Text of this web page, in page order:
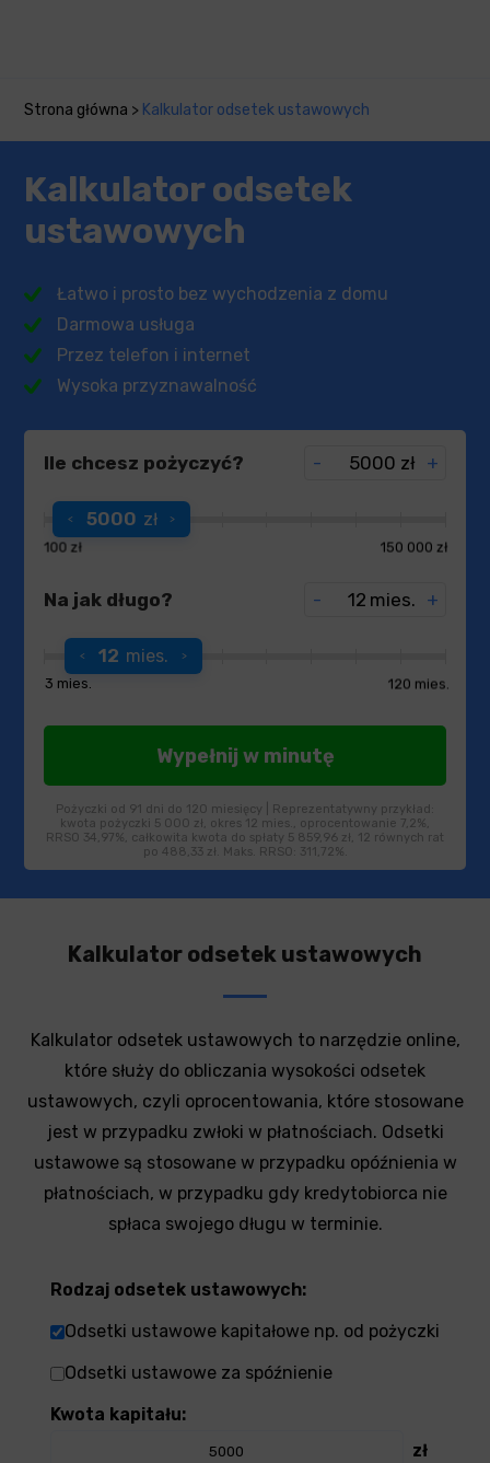
Strona główna > Kalkulator odsetek ustawowych
Kalkulator odsetek
ustawowych
Łatwo i prosto bez wychodzenia z domu
Darmowa usługa
Przez telefon i internet
Wysoka przyznawalność
Ile chcesz pożyczyć? zł
- +
5000 zł
100 zł 150 000 zł
Na jak długo? mies.
- +
12 mies.
3 mies. 120 mies.
Pożyczki od 91 dni do 120 miesięcy | Reprezentatywny przykład:
kwota pożyczki 5 000 zł, okres 12 mies., oprocentowanie 7,2%,
RRSO 34,97%, całkowita kwota do spłaty 5 859,96 zł, 12 równych rat
po 488,33 zł. Maks. RRSO: 311,72%.
Kalkulator odsetek ustawowych
Kalkulator odsetek ustawowych to narzędzie online,
które służy do obliczania wysokości odsetek
ustawowych, czyli oprocentowania, które stosowane
jest w przypadku zwłoki w płatnościach. Odsetki
ustawowe są stosowane w przypadku opóźnienia w
płatnościach, w przypadku gdy kredytobiorca nie
spłaca swojego długu w terminie.
Rodzaj odsetek ustawowych:
Odsetki ustawowe kapitałowe np. od pożyczki
Odsetki ustawowe za spóźnienie
Kwota kapitału:
zł